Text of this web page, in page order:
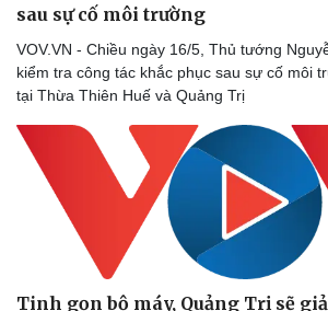
sau sự cố môi trường
VOV.VN - Chiều ngày 16/5, Thủ tướng
kiểm tra công tác khắc phục sau sự cố môi
tại Thừa Thiên Huế và Quảng Trị
Tinh gọn bộ máy, Quảng Trị sẽ